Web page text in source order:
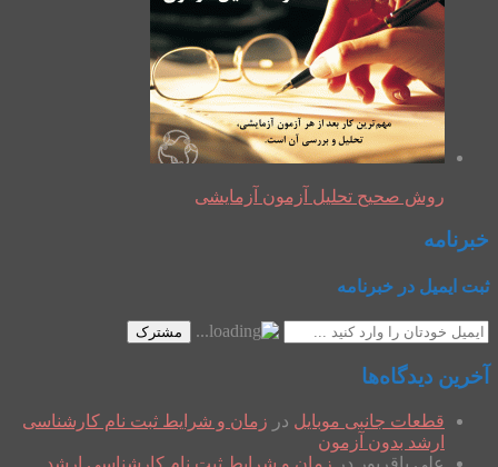
روش صحیح تحلیل آزمون آزمایشی
خبرنامه
ثبت ایمیل در خبرنامه
مشترک
آخرین دیدگاه‌ها
قطعات جانبی موبایل در زمان و شرایط ثبت نام کارشناسی
ارشد بدون آزمون
علی باقرپور در زمان و شرایط ثبت نام کارشناسی ارشد